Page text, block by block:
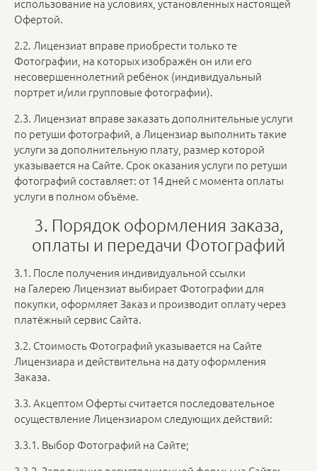
использование на условиях, установленных настоящей
Офертой.
2.2. Лицензиат вправе приобрести только те
Фотографии, на которых изображён он или его
несовершеннолетний ребёнок (индивидуальный
портрет и/или групповые фотографии).
2.3. Лицензиат вправе заказать дополнительные услуги
по ретуши фотографий, а Лицензиар выполнить такие
услуги за дополнительную плату, размер которой
указывается на Сайте. Срок оказания услуги по ретуши
фотографий составляет: от 14 дней с момента оплаты
услуги в полном объёме.
3. Порядок оформления заказа,
оплаты и передачи Фотографий
3.1. После получения индивидуальной ссылки
на Галерею Лицензиат выбирает Фотографии для
покупки, оформляет Заказ и производит оплату через
платёжный сервис Сайта.
3.2. Стоимость Фотографий указывается на Сайте
Лицензиара и действительна на дату оформления
Заказа.
3.3. Акцептом Оферты считается последовательное
осуществление Лицензиаром следующих действий:
3.3.1. Выбор Фотографий на Сайте;